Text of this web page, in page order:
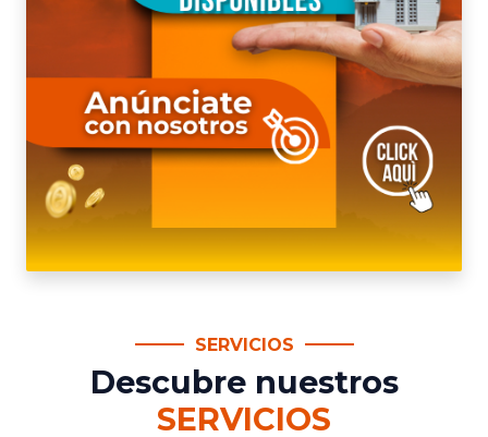
SERVICIOS
Descubre nuestros
SERVICIOS